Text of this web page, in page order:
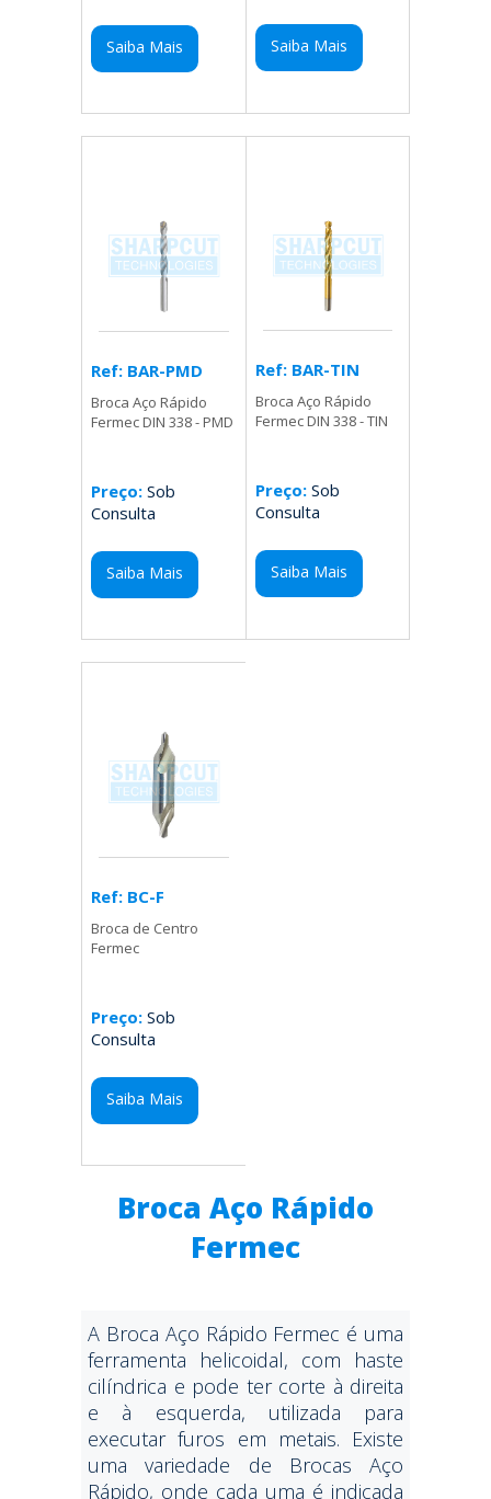
Saiba Mais Saiba Mais
Ref: BAR-PMD
Broca Aço Rápido
Fermec DIN 338 - PMD
Preço: Sob
Consulta
Saiba Mais
Ref: BAR-TIN
Broca Aço Rápido
Fermec DIN 338 - TIN
Preço:Sob
Consulta
Saiba Mais
Ref: BC-F
Broca de Centro
Fermec
Preço: Sob
Consulta
Saiba Mais
Broca Aço Rápido
Fermec
A Broca Aço Rápido Fermec é uma
ferramenta helicoidal, com haste
cilíndrica e pode ter corte à direita
e à esquerda, utilizada para
executar furos em metais. Existe
uma variedade de Brocas Aço
Rápido, onde cada uma é indicada